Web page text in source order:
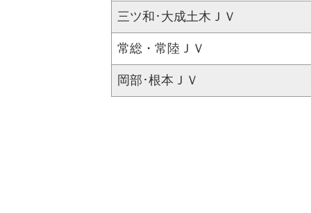
三ツ和･大成土木ＪＶ
常総・常陸ＪＶ
岡部･根本ＪＶ